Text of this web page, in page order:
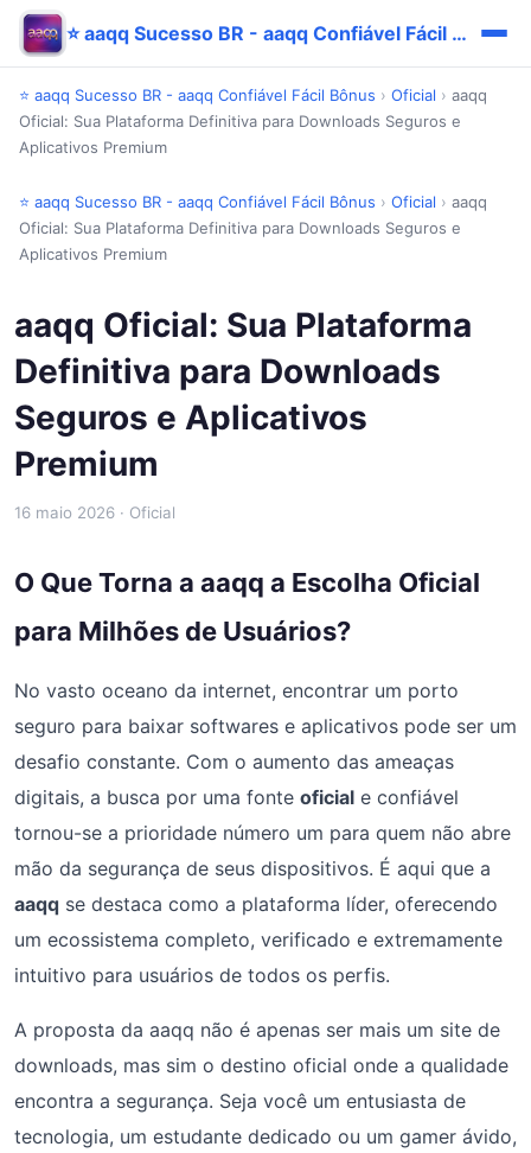
⭐ aaqq Sucesso BR - aaqq Confiável Fácil Bônus
⭐ aaqq Sucesso BR - aaqq Confiável Fácil Bônus › Oficial › aaqq
Oficial: Sua Plataforma Definitiva para Downloads Seguros e
Aplicativos Premium
⭐ aaqq Sucesso BR - aaqq Confiável Fácil Bônus › Oficial › aaqq
Oficial: Sua Plataforma Definitiva para Downloads Seguros e
Aplicativos Premium
aaqq Oficial: Sua Plataforma
Definitiva para Downloads
Seguros e Aplicativos
Premium
16 maio 2026 · Oficial
O Que Torna a aaqq a Escolha Oficial
para Milhões de Usuários?
No vasto oceano da internet, encontrar um porto
seguro para baixar softwares e aplicativos pode ser um
desafio constante. Com o aumento das ameaças
digitais, a busca por uma fonte oficial e confiável
tornou-se a prioridade número um para quem não abre
mão da segurança de seus dispositivos. É aqui que a
aaqq se destaca como a plataforma líder, oferecendo
um ecossistema completo, verificado e extremamente
intuitivo para usuários de todos os perfis.
A proposta da aaqq não é apenas ser mais um site de
downloads, mas sim o destino oficial onde a qualidade
encontra a segurança. Seja você um entusiasta de
tecnologia, um estudante dedicado ou um gamer ávido,